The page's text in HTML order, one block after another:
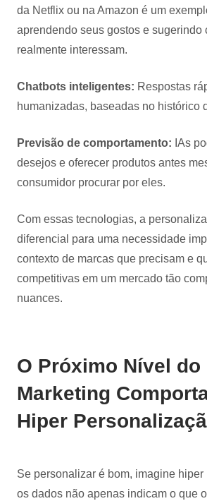
da Netflix ou na Amazon é um
aprendendo seus gostos e sugerindo
realmente interessam.
Chatbots inteligentes: Respostas
humanizadas, baseadas no histórico
Previsão de comportamento: IAs
desejos e oferecer produtos antes
consumidor procurar por eles.
Com essas tecnologias, a
diferencial para uma necessidade
contexto de marcas que precisam e
competitivas em um mercado tão
nuances.
O Próximo Nível do
Marketing
Hiper
Se personalizar é bom, imagine hiper
os dados não apenas indicam o que